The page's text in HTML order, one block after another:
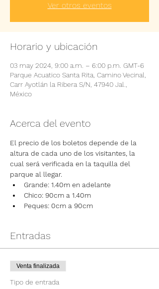
Ver otros eventos
Horario y ubicación
03 may 2024, 9:00 a.m. – 6:00 p.m. GMT-6
Parque Acuatico Santa Rita, Camino Vecinal,
Carr Ayotlán la Ribera S/N, 47940 Jal.,
México
Acerca del evento
El precio de los boletos depende de la
altura de cada uno de los visitantes, la
cual será verificada en la taquilla del
parque al llegar.
Grande: 1.40m en adelante
Chico: 90cm a 1.40m
Peques: 0cm a 90cm
Entradas
Venta finalizada
Tipo de entrada